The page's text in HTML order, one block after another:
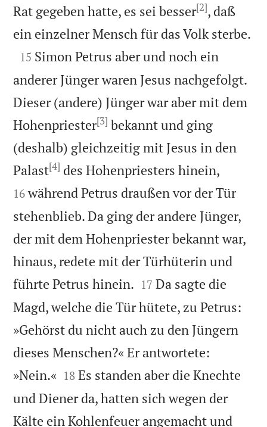
Rat gegeben hatte, es sei besser[2], daß
ein einzelner Mensch für das Volk sterbe.

15 Simon Petrus aber und noch ein
anderer Jünger waren Jesus nachgefolgt.
Dieser (andere) Jünger war aber mit dem
Hohenpriester[3] bekannt und ging
(deshalb) gleichzeitig mit Jesus in den
Palast[4] des Hohenpriesters hinein,
16 während Petrus draußen vor der Tür
stehenblieb. Da ging der andere Jünger,
der mit dem Hohenpriester bekannt war,
hinaus, redete mit der Türhüterin und
führte Petrus hinein. 

17 Da sagte die
Magd, welche die Tür hütete, zu Petrus:
»Gehörst du nicht auch zu den Jüngern
dieses Menschen?« Er antwortete:
»Nein.« 

18 Es standen aber die Knechte
und Diener da, hatten sich wegen der
Kälte ein Kohlenfeuer angemacht und